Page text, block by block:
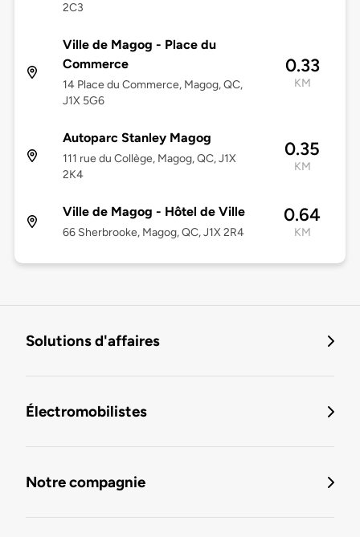
2C3
Ville de Magog - Place du
Commerce
14 Place du Commerce, Magog, QC,
J1X 5G6
0.33
KM
Autoparc Stanley Magog
111 rue du Collège, Magog, QC, J1X
2K4
0.35
KM
Ville de Magog - Hôtel de Ville
66 Sherbrooke, Magog, QC, J1X 2R4
0.64
KM
Solutions d'affaires
Électromobilistes
Notre compagnie